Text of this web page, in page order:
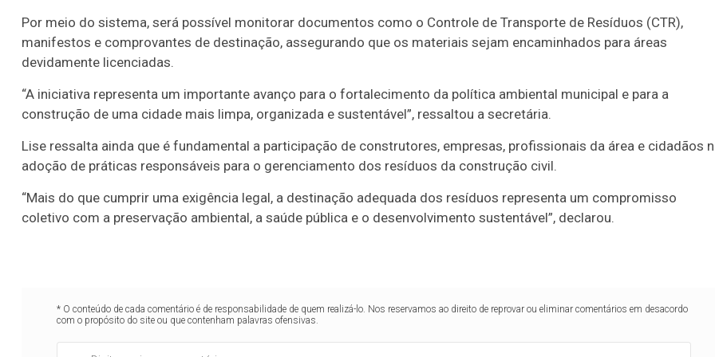
Por meio do sistema, será possível monitorar documentos como o Controle de Transporte de Resíduos (CTR),
manifestos e comprovantes de destinação, assegurando que os materiais sejam encaminhados para áreas
devidamente licenciadas.
“A iniciativa representa um importante avanço para o fortalecimento da política ambiental municipal e para a
construção de uma cidade mais limpa, organizada e sustentável”, ressaltou a secretária.
Lise ressalta ainda que é fundamental a participação de construtores, empresas, profissionais da área e cidadãos
adoção de práticas responsáveis para o gerenciamento dos resíduos da construção civil.
“Mais do que cumprir uma exigência legal, a destinação adequada dos resíduos representa um compromisso
coletivo com a preservação ambiental, a saúde pública e o desenvolvimento sustentável”, declarou.
* O conteúdo de cada comentário é de responsabilidade de quem realizá-lo. Nos reservamos ao direito de reprovar ou eliminar comentários em desacordo
com o propósito do site ou que contenham palavras ofensivas.